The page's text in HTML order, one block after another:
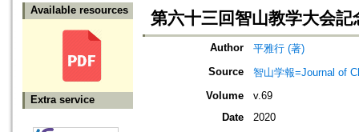
Available resources
Extra service
第六十三回智山教学大会
Author
平雅行 (著)
Source
智山学報=Journal of
Volume
v.69
Date
2020